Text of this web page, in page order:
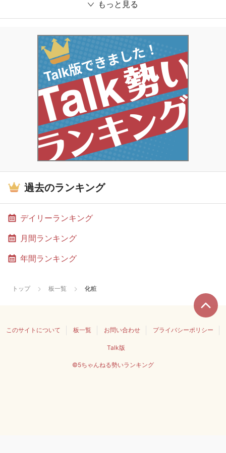
もっと見る
過去のランキング
デイリーランキング
月間ランキング
年間ランキング
トップ 板一覧 化粧
このサイトについて 板一覧 お問い合わせ プライバシーポリシー
Talk版
©5ちゃんねる勢いランキング